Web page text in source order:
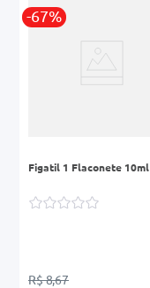
-67%
Figatil 1 Flaconete 10ml
R$ 8,67